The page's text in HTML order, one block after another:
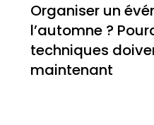
Organiser un
l’automne ?
techniques
maintenant